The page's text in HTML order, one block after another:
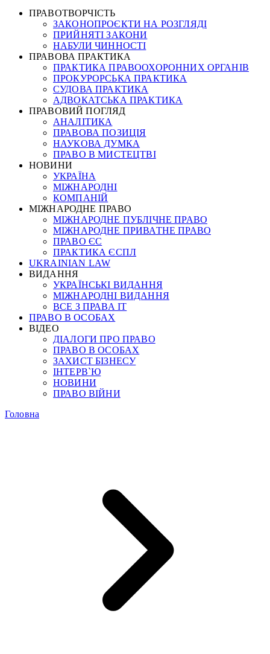
ПРАВОТВОРЧІСТЬ
ЗАКОНОПРОЄКТИ НА РОЗГЛЯДІ
ПРИЙНЯТІ ЗАКОНИ
НАБУЛИ ЧИННОСТІ
ПРАВОВА ПРАКТИКА
ПРАКТИКА ПРАВООХОРОННИХ ОРГАНІВ
ПРОКУРОРСЬКА ПРАКТИКА
СУДОВА ПРАКТИКА
АДВОКАТСЬКА ПРАКТИКА
ПРАВОВИЙ ПОГЛЯД
АНАЛІТИКА
ПРАВОВА ПОЗИЦІЯ
НАУКОВА ДУМКА
ПРАВО В МИСТЕЦТВІ
НОВИНИ
УКРАЇНА
МІЖНАРОДНІ
КОМПАНІЙ
МІЖНАРОДНЕ ПРАВО
МІЖНАРОДНЕ ПУБЛІЧНЕ ПРАВО
МІЖНАРОДНЕ ПРИВАТНЕ ПРАВО
ПРАВО ЄС
ПРАКТИКА ЄСПЛ
UKRAINIAN LAW
ВИДАННЯ
УКРАЇНСЬКІ ВИДАННЯ
МІЖНАРОДНІ ВИДАННЯ
ВСЕ З ПРАВА ІТ
ПРАВО В ОСОБАХ
ВІДЕО
ДІАЛОГИ ПРО ПРАВО
ПРАВО В ОСОБАХ
ЗАХИСТ БІЗНЕСУ
ІНТЕРВ`Ю
НОВИНИ
ПРАВО ВІЙНИ
Головна